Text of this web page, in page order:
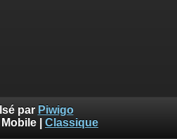
par Piwigo
Mobile Classique